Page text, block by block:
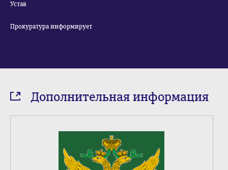
Устав
Прокуратура информирует
Дополнительная информация